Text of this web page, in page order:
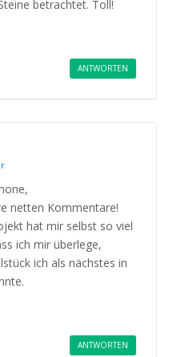
betrachtet. Toll!
ANTWORTEN
netten Kommentare!
hat mir selbst so viel
ich mir überlege,
ich als nächstes in
ANTWORTEN